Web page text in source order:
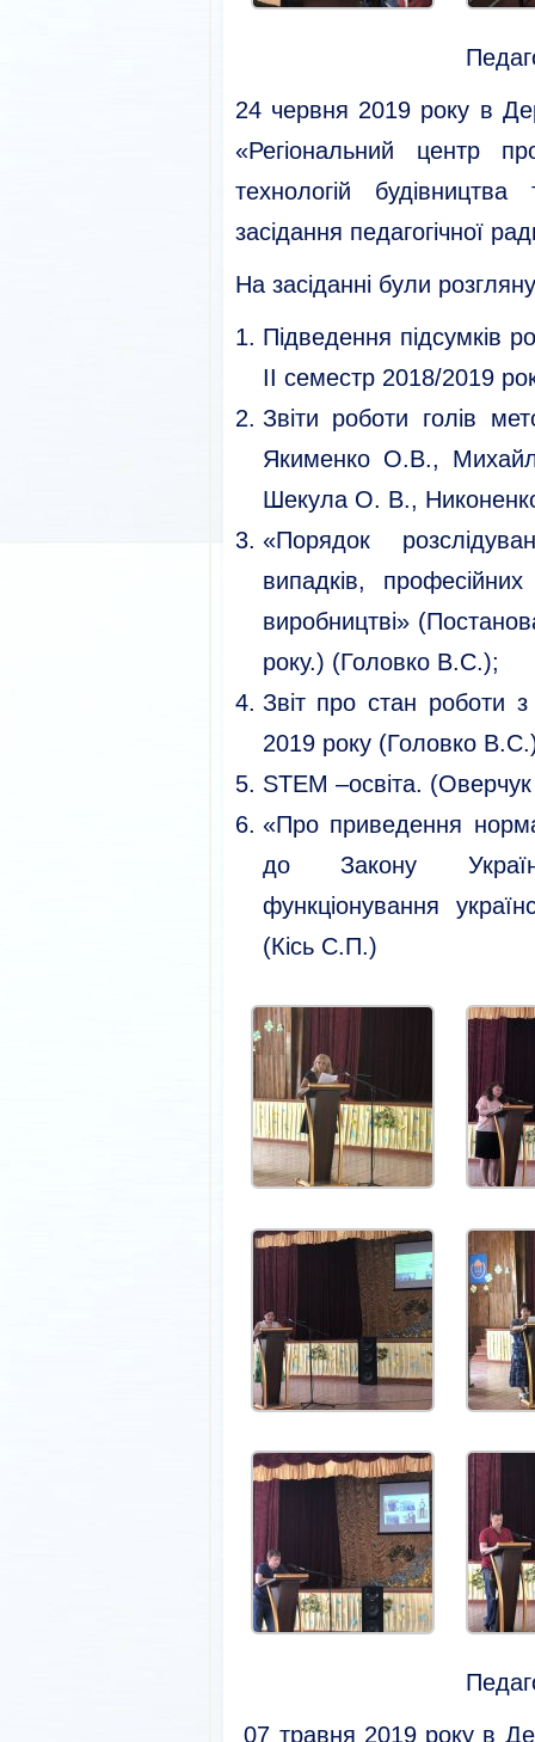
24 червня 2019 року в
«Регіональний центр
технологій
засідання педагогічної
На засіданні були
Підведення підсумків
ІІ семестр 2018/2019
Звіти роботи голів
Якименко О.В.,
Шекула О. В.,
«Порядок
випадків,
виробництві»
року.) (Головко В.С.);
Звіт про стан роботи
2019 року (Головко
STEM –освіта.
«Про приведення
до Закону
функціонування
(Кісь С.П.)
07 травня 2019 року в